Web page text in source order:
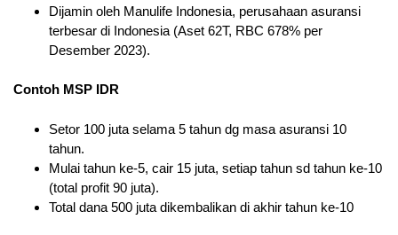
Dijamin oleh Manulife Indonesia, perusahaan asuransi
terbesar di Indonesia (Aset 62T, RBC 678% per
Desember 2023).
Contoh MSP IDR
Setor 100 juta selama 5 tahun dg masa asuransi 10
tahun.
Mulai tahun ke-5, cair 15 juta, setiap tahun sd tahun ke-10
(total profit 90 juta).
Total dana 500 juta dikembalikan di akhir tahun ke-10